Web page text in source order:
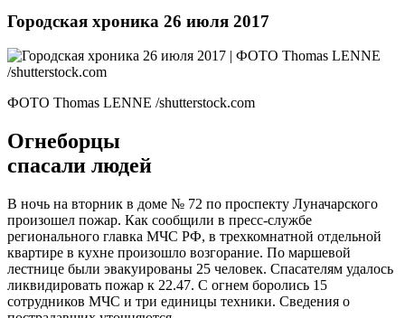
Городская хроника 26 июля 2017
ФОТО Thomas LENNE /shutterstock.com
Огнеборцы
спасали людей
В ночь на вторник в доме № 72 по проспекту Луначарского
произошел пожар. Как сообщили в пресс-службе
регионального главка МЧС РФ, в трехкомнатной отдельной
квартире в кухне произошло возгорание. По маршевой
лестнице были эвакуированы 25 человек. Спасателям удалось
ликвидировать пожар к 22.47. С огнем боролись 15
сотрудников МЧС и три единицы техники. Сведения о